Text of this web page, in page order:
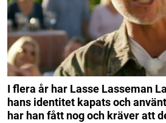
I flera år har Lasse Lasseman
hans identitet kapats och
har han fått nog och kräver att